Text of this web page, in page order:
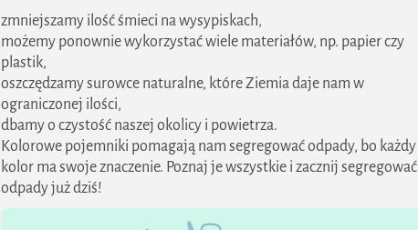
zmniejszamy ilość śmieci na wysypiskach,
możemy ponownie wykorzystać wiele materiałów, np. papier czy
plastik,
oszczędzamy surowce naturalne, które Ziemia daje nam w
ograniczonej ilości,
dbamy o czystość naszej okolicy i powietrza.
Kolorowe pojemniki pomagają nam segregować odpady, bo każdy
kolor ma swoje znaczenie. Poznaj je wszystkie i zacznij segregować
odpady już dziś!